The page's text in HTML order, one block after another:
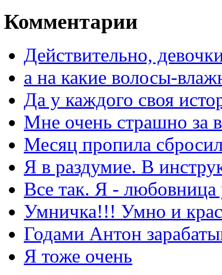
Комментарии
Действительно,
а на какие волосы-
Да у каждого своя
Мне очень страшно за
Месяц пропила
Я в раздумие. В
Все так. Я - любовница
Умничка!!! Умно и
Годами Антон
Я тоже очень